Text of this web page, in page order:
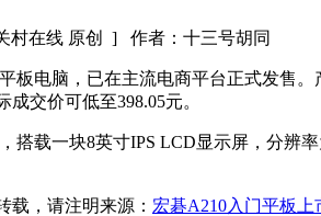
村在线 原创 ] 作者：十三号胡同
板电脑，已在主流电商平台正式发售
交价可低至398.05元。
搭载一块8英寸IPS LCD显示屏，分辨
载，请注明来源： 宏碁A210入门平板上